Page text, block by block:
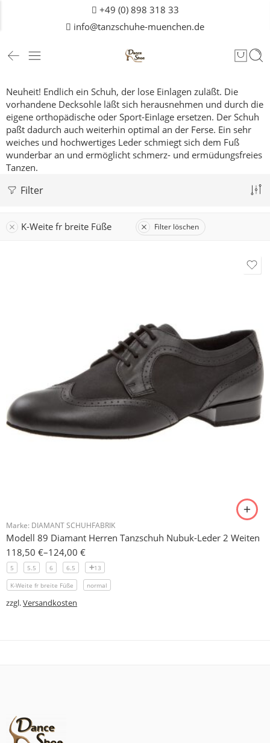
+49 (0) 898 318 33
info@tanzschuhe-muenchen.de
Neuheit! Endlich ein Schuh, der lose Einlagen zuläßt. Die
vorhandene Decksohle läßt sich herausnehmen und durch die
eigene orthopädische oder Sport-Einlage ersetzen. Der Schuh
paßt dadurch auch weiterhin optimal an der Ferse. Ein sehr
weiches und hochwertiges Leder schmiegt sich dem Fuß
wunderbar an und ermöglicht schmerz- und ermüdungsfreies
Tanzen.
Filter
K-Weite fr breite Füße Filter löschen
Marke: DIAMANT SCHUHFABRIK
Modell 89 Diamant Herren Tanzschuh Nubuk-Leder 2 Weiten
118,50 €–124,00 €
5 5.5 6 6.5 13
K-Weite fr breite Füße normal
zzgl.Versandkosten